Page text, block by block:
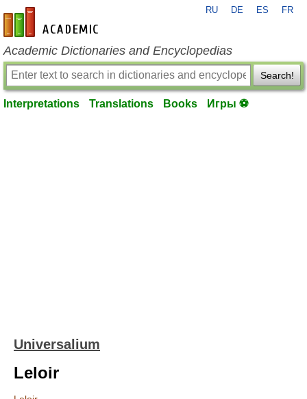
en-academic.com
RU DE ES FR
Academic Dictionaries and Encyclopedias
Search!
Interpretations Translations Books Игры ⚽
Universalium
Leloir